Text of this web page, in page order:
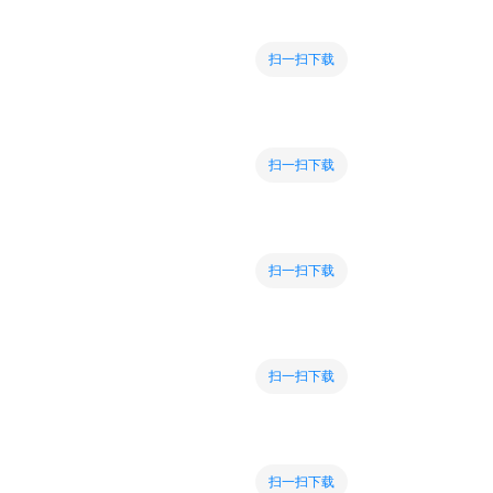
扫一扫下载
扫一扫下载
扫一扫下载
扫一扫下载
扫一扫下载